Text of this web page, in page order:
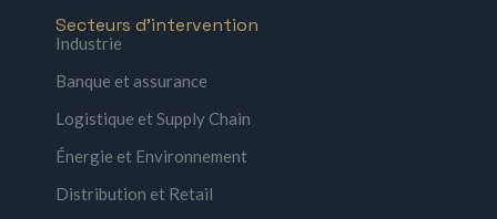
Secteurs d'intervention
Industrie
Banque et assurance
Logistique et Supply Chain
Énergie et Environnement
Distribution et Retail